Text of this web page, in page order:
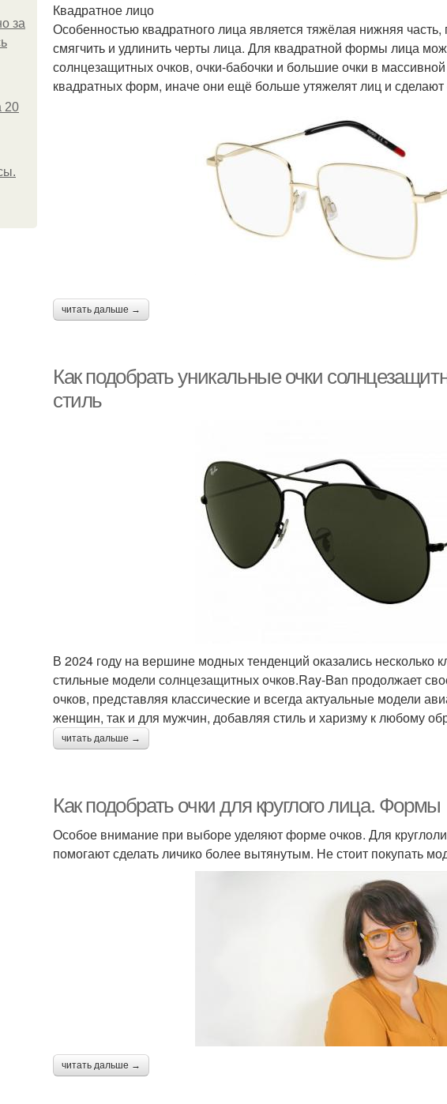
за
20
Квадратное лицо
Особенностью квадратного лица является тяжёлая нижняя
смягчить и удлинить черты лица. Для квадратной формы лица
солнцезащитных очков, очки-бабочки и большие очки в
квадратных форм, иначе они ещё больше утяжелят лиц и сделают
читать дальше →
Как подобрать уникальные очки
стиль
В 2024 году на вершине модных тенденций оказались
стильные модели солнцезащитных очков.Ray-Ban продолжает
очков, представляя классические и всегда актуальные модели
женщин, так и для мужчин, добавляя стиль и харизму к любому
читать дальше →
Как подобрать очки для круглого лица. Формы
Особое внимание при выборе уделяют форме очков. Для
помогают сделать личико более вытянутым. Не стоит покупать
читать дальше →